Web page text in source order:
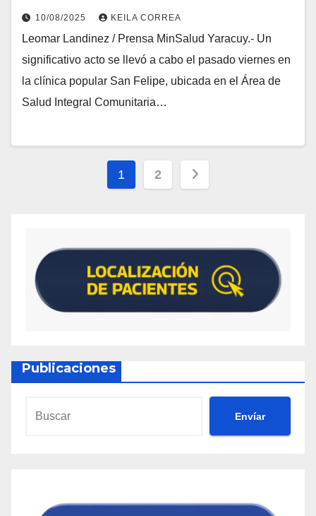
10/08/2025 KEILA CORREA
Leomar Landinez / Prensa MinSalud Yaracuy.- Un
significativo acto se llevó a cabo el pasado viernes en
la clínica popular San Felipe, ubicada en el Área de
Salud Integral Comunitaria…
1 2
Publicaciones
Envíar